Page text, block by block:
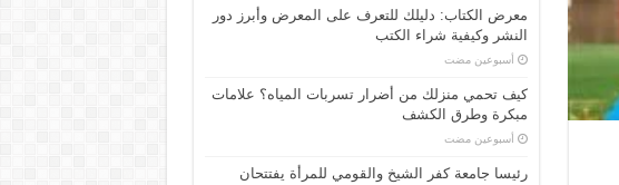
معرض الكتاب: دليلك للتعرف على المعرض وأبرز دور
النشر وكيفية شراء الكتب
‏أسبوعين مضت
كيف تحمي منزلك من أضرار تسربات المياه؟ علامات
مبكرة وطرق الكشف
‏أسبوعين مضت
رئيسا جامعة كفر الشيخ والقومي للمرأة يفتتحان